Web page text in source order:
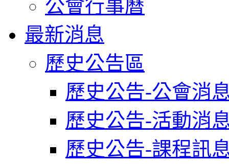
公會行事曆
最新消息
歷史公告區
歷史公告-公會消
歷史公告-活動消
歷史公告-課程訊